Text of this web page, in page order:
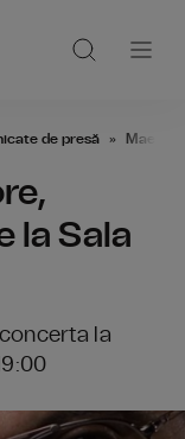
de presă
la Sala
la